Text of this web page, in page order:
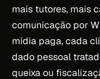
mais tutores, mais
comunicação por
mídia paga, cada
dado pessoal
queixa ou